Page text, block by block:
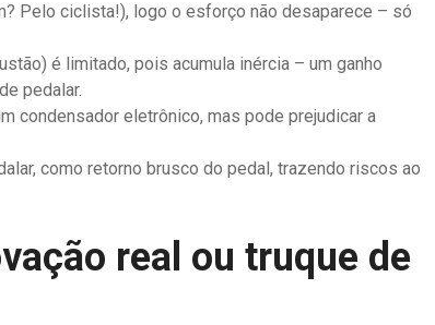
Pelo ciclista!), logo o esforço não desaparece – só
é limitado, pois acumula inércia – um ganho
pedalar.
condensador eletrônico, mas pode prejudicar a
como retorno brusco do pedal, trazendo riscos ao
real ou truque de